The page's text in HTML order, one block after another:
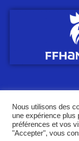
Copyright © 2026
Nous utilisons des
une expérience plus
préférences et vos
"Accepter", vous